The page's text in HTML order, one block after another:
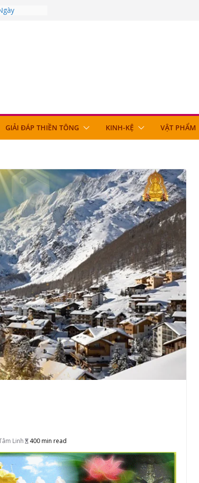
GIẢI ĐÁP THIỀN TÔNG KINH-KỆ VẬT PHẨM
Linh 400 min read